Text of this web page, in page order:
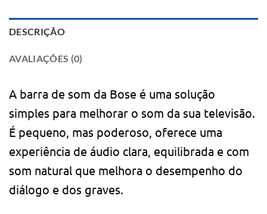
DESCRIÇÃO
AVALIAÇÕES (0)
A barra de som da Bose é uma solução
simples para melhorar o som da sua televisão.
É pequeno, mas poderoso, oferece uma
experiência de áudio clara, equilibrada e com
som natural que melhora o desempenho do
diálogo e dos graves.